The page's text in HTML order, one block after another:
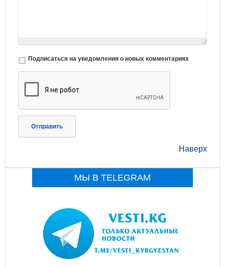
Подписаться на уведомления о новых комментариях
Отправить
Наверх
МЫ В TELEGRAM